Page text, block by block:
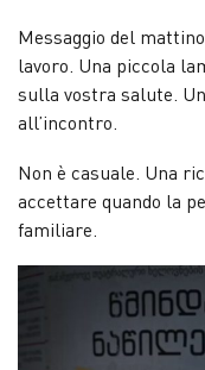
Messaggio del
lavoro. Una piccola
sulla vostra salute.
all’incontro.
Non è casuale. Una
accettare quando la
familiare.